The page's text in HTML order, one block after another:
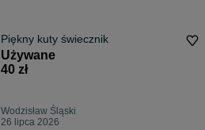
Piękny kuty świecznik
Używane
40 zł
Wodzisław Śląski
26 lipca 2026